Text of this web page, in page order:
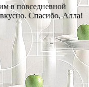
в повседневной
Спасибо, Алла!